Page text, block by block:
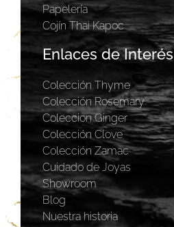
Papelería
Cojín Thai Kapoc
Enlaces de Interés
Colección Thyme
Colección Rosemary
Coleccion Ginger
Colección Clove
Colección Zamac
Cuidado de Joyas
Showroom
Blog
Nuestra historia